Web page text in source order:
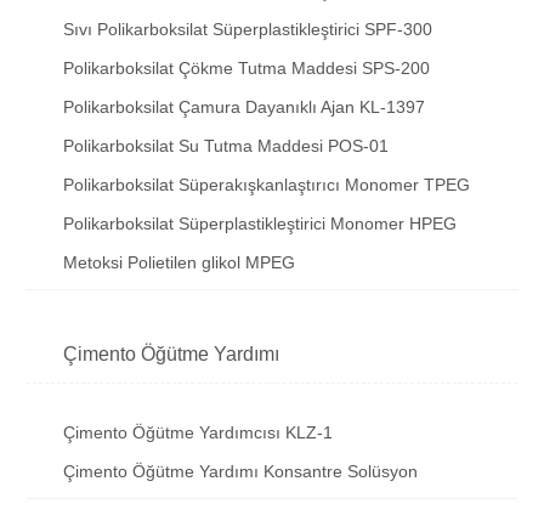
Sıvı Polikarboksilat Süperplastikleştirici SPF-300
Polikarboksilat Çökme Tutma Maddesi SPS-200
Polikarboksilat Çamura Dayanıklı Ajan KL-1397
Polikarboksilat Su Tutma Maddesi POS-01
Polikarboksilat Süperakışkanlaştırıcı Monomer TPEG
Polikarboksilat Süperplastikleştirici Monomer HPEG
Metoksi Polietilen glikol MPEG
Çimento Öğütme Yardımı
Çimento Öğütme Yardımcısı KLZ-1
Çimento Öğütme Yardımı Konsantre Solüsyon